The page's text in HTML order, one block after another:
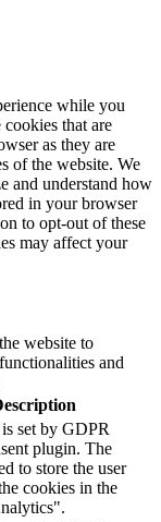
while you
that are
as they are
of the website. We
and understand how
in your browser
to opt-out of these
may affect your
website to
and
set by GDPR
plugin. The
to store the user
cookies in the